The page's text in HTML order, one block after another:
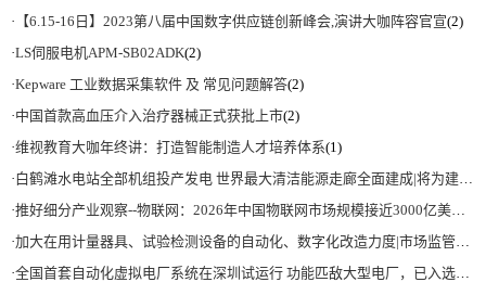
· 【6.15-16日】2023第八届中国数字供应链创新峰会,演讲大咖阵容官宣(2)
·LS伺服电机APM-SB02ADK(2)
·Kepware 工业数据采集软件 及 常见问题解答(2)
·中国首款高血压介入治疗器械正式获批上市(2)
·维视教育大咖年终讲：打造智能制造人才培养体系(1)
·白鹤滩水电站全部机组投产发电 世界最大清洁能源走廊全面建成|将为建设新型能源体系、保障国家能源安全、实现“双碳”目标提供有力支撑
·推好细分产业观察--物联网：2026年中国物联网市场规模接近3000亿美元 智慧工厂、智慧城市、智慧电网等将占60%以上
·加大在用计量器具、试验检测设备的自动化、数字化改造力度|市场监管总局 工业和信息化部 关于促进企业计量能力提升的指导意见
·全国首套自动化虚拟电厂系统在深圳试运行 功能匹敌大型电厂，已入选国际典型案例